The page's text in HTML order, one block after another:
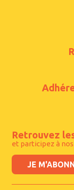
Retrouvez
et participez à
JE